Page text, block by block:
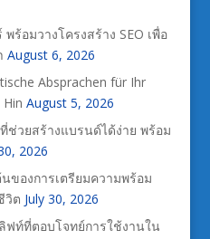
ร้อมวางโครงสร้าง SEO เพื่อ
August 6, 2026
Absprachen für Ihr
August 5, 2026
ช่วยสร้างแบรนด์ได้ง่าย พร้อม
2026
ของการเตรียมความพร้อม
วิต July 30, 2026
ฟท์ที่ตอบโจทย์การใช้งานใน